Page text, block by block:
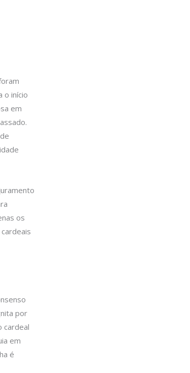
o início
em
os
por
cardeal
em
é